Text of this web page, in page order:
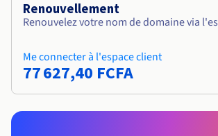
Renouvellement
Renouvelez votre nom de domaine via
Me connecter à l'espace client
77 627,40 FCFA